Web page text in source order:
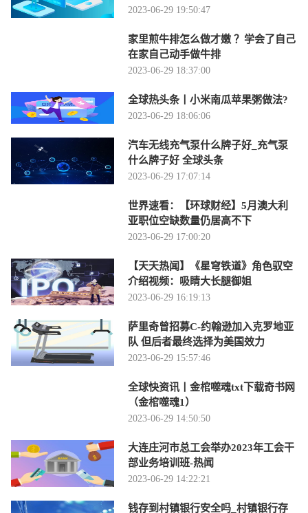
2023-06-29 19:50:47
家里煎牛排怎么做才嫩 ？学会了自己
在家自己动手做牛排
2023-06-29 18:37:00
全球热头条丨小米南瓜苹果粥做法?
2023-06-29 18:06:06
汽车无线充气泵什么牌子好_充气泵
什么牌子好 全球头条
2023-06-29 17:07:14
世界速看：【环球财经】5月澳大利
亚职位空缺数量仍居高不下
2023-06-29 17:00:20
【天天热闻】《星穹铁道》角色驭空
介绍视频：吸睛大长腿御姐
2023-06-29 16:19:13
萨里奇曾招募C-约翰逊加入克罗地亚
队 但后者最终选择为美国效力
2023-06-29 15:57:46
全球快资讯丨金棺噬魂txt下载奇书网
（金棺噬魂1）
2023-06-29 14:50:50
大连庄河市总工会举办2023年工会干
部业务培训班-热闻
2023-06-29 14:22:21
钱存到村镇银行安全吗_村镇银行存